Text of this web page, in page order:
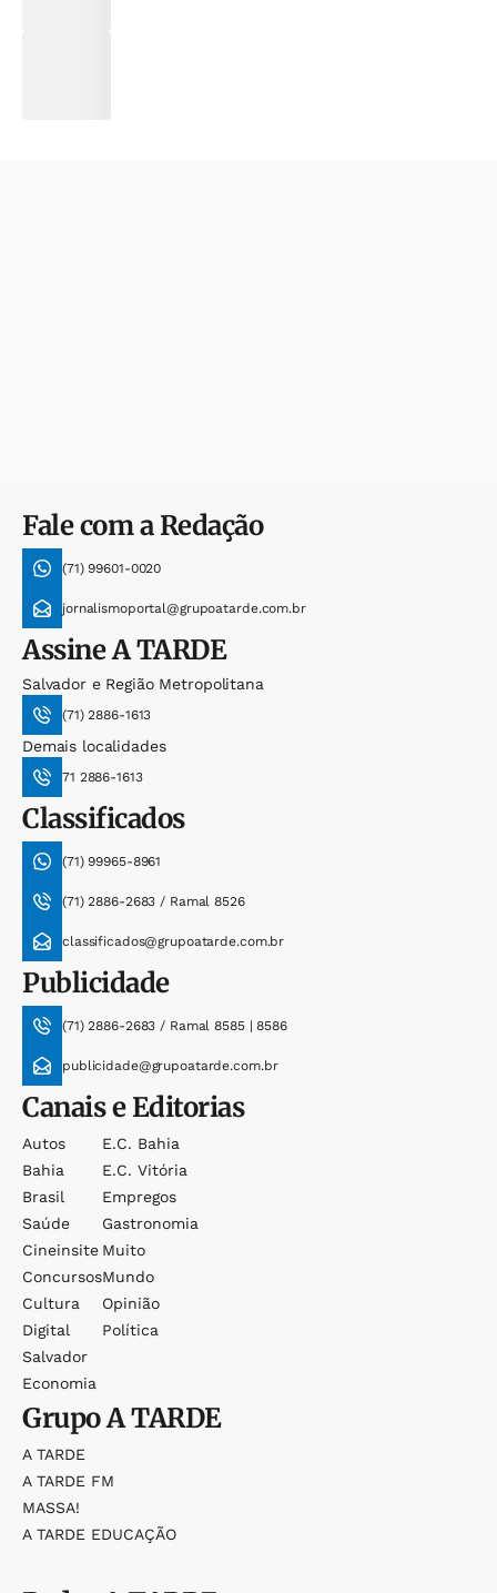
Fale com a Redação
(71) 99601-0020
jornalismoportal@grupoatarde.com.br
AssineA TARDE
Salvador e Região Metropolitana
(71) 2886-1613
Demais localidades
71 2886-1613
Classificados
(71) 99965-8961
(71) 2886-2683 / Ramal 8526
classificados@grupoatarde.com.br
Publicidade
(71) 2886-2683 / Ramal 8585 | 8586
publicidade@grupoatarde.com.br
Canais e Editorias
Autos
Bahia
Brasil
Saúde
Cineinsite
Concursos
Cultura
Digital
Salvador
Economia
E.c. Bahia
E.c. Vitória
Empregos
Gastronomia
Muito
Mundo
Opinião
Política
GrupoA TARDE
A TARDE
A TARDE FM
MASSA!
A TARDE EDUCAÇÃO